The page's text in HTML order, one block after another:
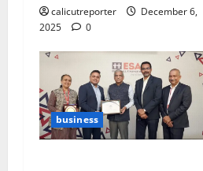
calicutreporter
December 6,
2025
0
business